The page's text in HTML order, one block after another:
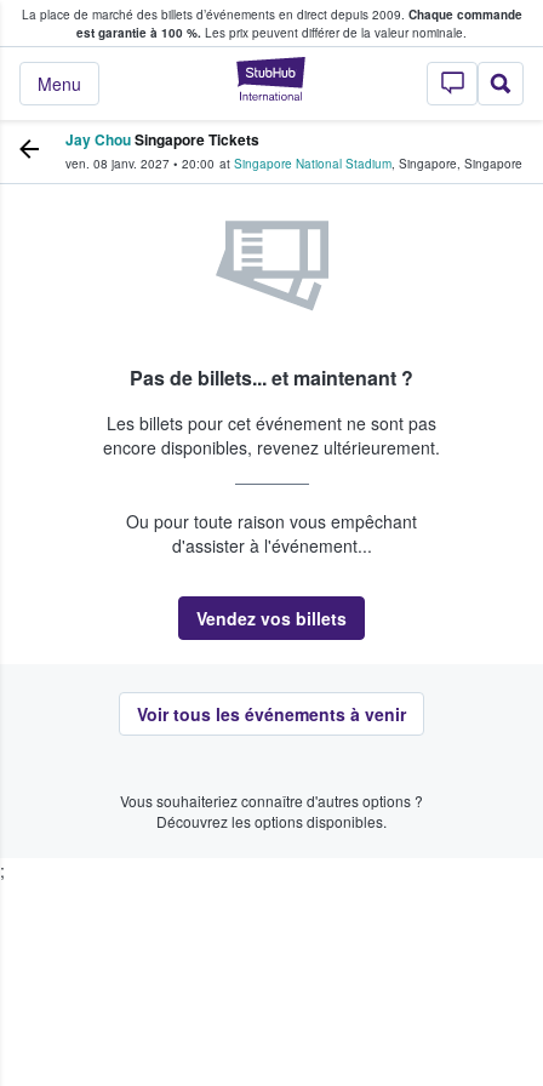
La place de marché des billets d’événements en direct depuis 2009. Chaque commande
est garantie à 100 %. Les prix peuvent différer de la valeur nominale.
StubHub - Où
Menu
fans achètent et vendent des billets
Jay ChouSingapore Tickets
ven. 08 janv. 2027 • 20:00 at Singapore National Stadium, Singapore, Singapore
Pas de billets... et maintenant ?
Les billets pour cet événement ne sont pas
encore disponibles, revenez ultérieurement.
Ou pour toute raison vous empêchant
d'assister à l'événement...
Vendez vos billets
Voir tous les événements à venir
Vous souhaiteriez connaître d'autres options ?
Découvrez les options disponibles.
;